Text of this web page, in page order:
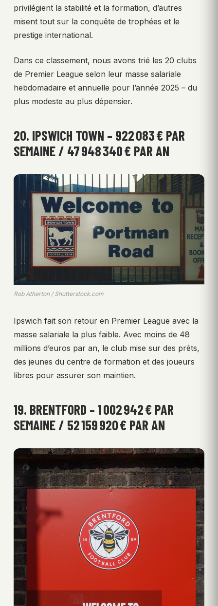
privilégient la stabilité et la formation, d’autres
misent tout sur la conquête de trophées et le
prestige international.
Dans ce classement, nous avons trié les 20 clubs
de Premier League selon leur masse salariale
hebdomadaire et annuelle pour l’année 2025 – du
plus modeste au plus dépensier.
20. IPSWICH TOWN – 922 083 € PAR
SEMAINE / 47 948 340 € PAR AN
Rob Atherton / Shutterstock.com
Ipswich fait son retour en Premier League avec la
masse salariale la plus faible. Avec moins de 48
millions d’euros par an, le club mise sur des prêts,
des jeunes du centre de formation et des joueurs
libres pour assurer son maintien.
19. BRENTFORD – 1 002 942 € PAR
SEMAINE / 52 159 920 € PAR AN